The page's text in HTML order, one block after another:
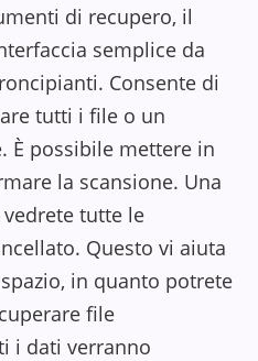
di recupero, il
semplice da
Consente di
tutti i file o un
È possibile mettere in
la scansione. Una
tutte le
Questo vi aiuta
in quanto potrete
file
i dati verranno